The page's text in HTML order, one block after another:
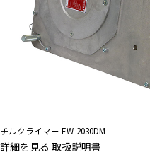
チルクライマー EW-2030DM
詳細を見る 取扱説明書